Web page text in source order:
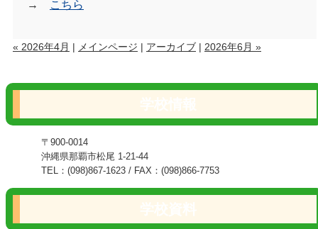
→ こちら
« 2026年4月 | メインページ | アーカイブ | 2026年6月 »
〒900-0014
沖縄県那覇市松尾 1-21-44
TEL：(098)867-1623 / FAX：(098)866-7753